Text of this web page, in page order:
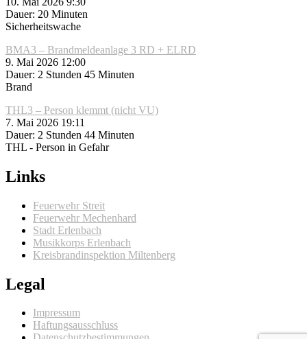
Dauer: 20 Minuten
Sicherheitswache
BMA3 – Brandmeldeanlage 3 RD + ELRD
9. Mai 2026 12:00
Dauer: 2 Stunden 45 Minuten
Brand
THL3 – Person klemmt (nicht VU)
7. Mai 2026 19:11
Dauer: 2 Stunden 44 Minuten
THL - Person in Gefahr
Links
Feuerwehr Streit
Feuerwehr Mechenhard
Stadt Erlenbach
Musikkorps Erlenbach
Kreisbrandinspektion Miltenberg
Legal
Impressum
Haftungsausschluss